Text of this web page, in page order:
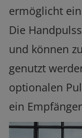
ermöglicht
Die
und können
genutzt
optionalen
ein